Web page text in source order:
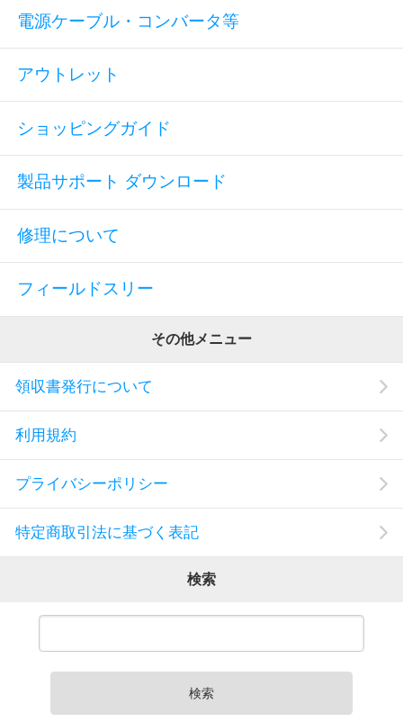
電源ケーブル・コンバータ等
アウトレット
ショッピングガイド
製品サポート ダウンロード
修理について
フィールドスリー
その他メニュー
領収書発行について
利用規約
プライバシーポリシー
特定商取引法に基づく表記
検索
検索